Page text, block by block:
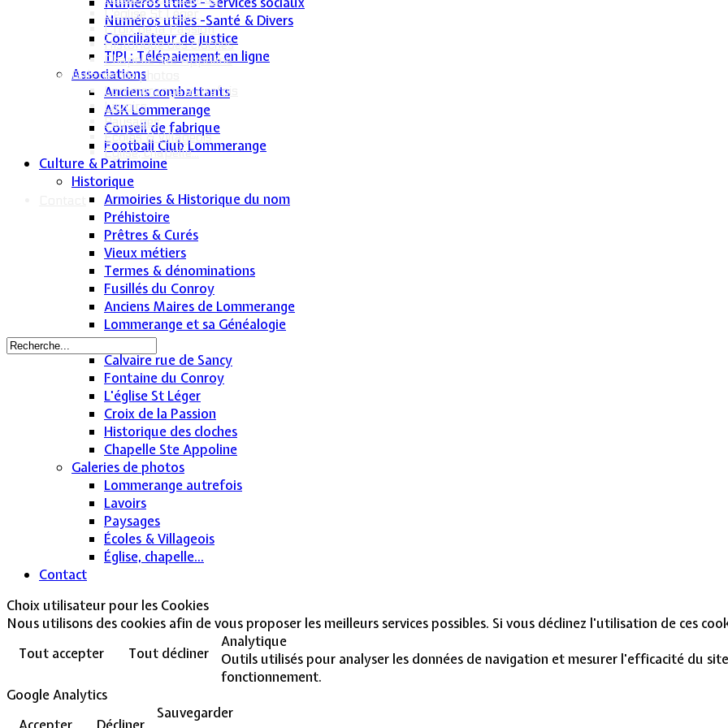
L'église St Léger
Croix de la Passion
Historique des cloches
Chapelle Ste Appoline
Galeries de photos
Lommerange autrefois
Lavoirs
Paysages
Écoles & Villageois
Église, chapelle...
Numéros utiles -Santé & Divers
Conciliateur de justice
TIPI : Télépaiement en ligne
Associations
Anciens combattants
ASK Lommerange
Conseil de fabrique
Football Club Lommerange
Culture & Patrimoine
Historique
Armoiries & Historique du nom
Préhistoire
Prêtres & Curés
Vieux métiers
Termes & dénominations
Fusillés du Conroy
Anciens Maires de Lommerange
Lommerange et sa Généalogie
Patrimoine
Calvaire rue de Sancy
Fontaine du Conroy
L'église St Léger
Croix de la Passion
Historique des cloches
Chapelle Ste Appoline
Galeries de photos
Lommerange autrefois
Lavoirs
Paysages
Écoles & Villageois
Église, chapelle...
Contact
Choix utilisateur pour les Cookies
Nous utilisons des cookies afin de vous proposer les meilleurs services possibles. Si vous déclinez l'utilisation de ces
Tout accepter
Tout décliner
Analytique
Outils utilisés pour analyser les données de navigation et mesurer l'efficacité du
fonctionnement.
Google Analytics
Sauvegarder